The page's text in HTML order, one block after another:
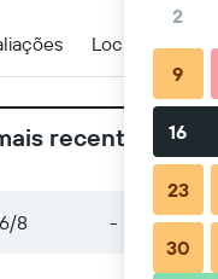
Local
recentes no
8 - seg
2
9
16
23
30